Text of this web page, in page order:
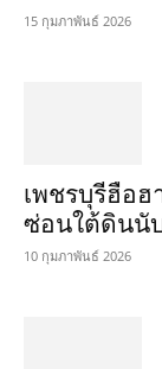
15 กุมภาพันธ์ 2026
เพชรบุรีฮือฮ
ซ่อนใต้ดินนั
10 กุมภาพันธ์ 2026